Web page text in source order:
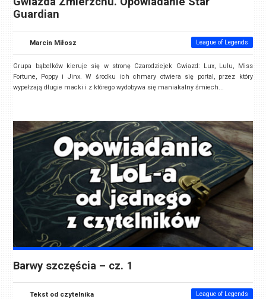
Guardian
Marcin Miłosz League of Legends
Grupa bąbelków kieruje się w stronę Czarodziejek Gwiazd: Lux, Lulu, Miss
Fortune, Poppy i Jinx. W środku ich chmary otwiera się portal, przez który
wypełzają długie macki i z którego wydobywa się maniakalny śmiech...
Barwy szczęścia – cz. 1
Tekst od czytelnika League of Legends